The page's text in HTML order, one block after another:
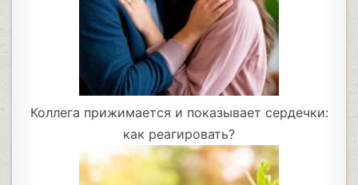
Коллега прижимается и показывает сердечки:
как реагировать?